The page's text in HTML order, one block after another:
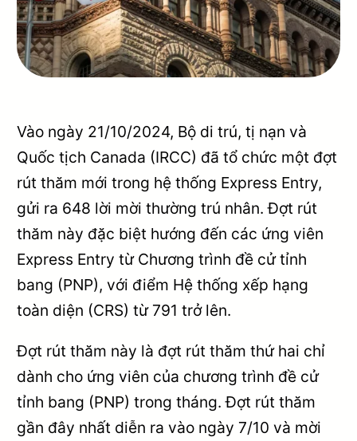
Vào ngày 21/10/2024, Bộ di trú, tị nạn và
Quốc tịch Canada (IRCC) đã tổ chức một đợt
rút thăm mới trong hệ thống Express Entry,
gửi ra 648 lời mời thường trú nhân. Đợt rút
thăm này đặc biệt hướng đến các ứng viên
Express Entry từ Chương trình đề cử tỉnh
bang (PNP), với điểm Hệ thống xếp hạng
toàn diện (CRS) từ 791 trở lên.
Đợt rút thăm này là đợt rút thăm thứ hai chỉ
dành cho ứng viên của chương trình đề cử
tỉnh bang (PNP) trong tháng. Đợt rút thăm
gần đây nhất diễn ra vào ngày 7/10 và mời